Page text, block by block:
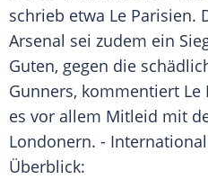
schrieb etwa Le Parisien.
Arsenal sei zudem ein
Guten, gegen die
Gunners, kommentiert Le
es vor allem Mitleid mit
Londonern. -
Überblick: